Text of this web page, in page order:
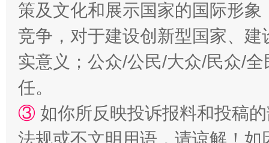
策及文化和展示国家的国际形
竞争，对于建设创新型国家、
实意义；公众/公民/大众/民众/
任。
③ 如你所反映投诉报料和投稿
法规或不文明用语，请谅解！